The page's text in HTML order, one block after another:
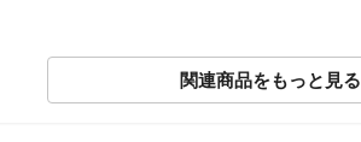
関連商品をもっと見る